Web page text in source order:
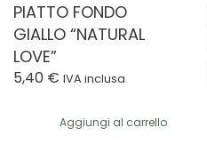
PIATTO FONDO
GIALLO “NATURAL
LOVE”
5,40 € IVA inclusa
Aggiungi al carrello